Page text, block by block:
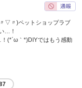
▽〃)ペットショップラブ
…！
(*´ω｀*)DIYではもう感動